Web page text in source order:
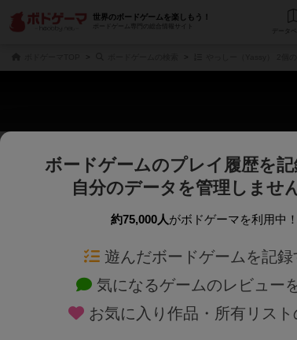
世界のボードゲームを楽しもう！
ボードゲーム専門の総合情報サイト
じっくり表示
商品名、商品説明文、デザイナー名、テーマ名、メカニクス名
ゲームデザイナ
ゲームデザイナー
対象年齢を指定します。
ボードゲームのプレイ履歴を記
自分のデータを管理しませ
約75,000人がボドゲーマを利用中！
遊んだボードゲームを記録
気になるゲームのレビュー
お気に入り作品・所有リスト